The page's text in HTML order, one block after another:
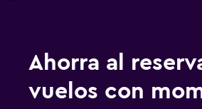
Ahorra al
vuelos con